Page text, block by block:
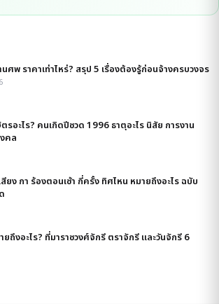
ศพ ราคาเท่าไหร่? สรุป 5 เรื่องต้องรู้ก่อนจ้างครบวงจร
อะไร? คนเกิดปีชวด 1996 ธาตุอะไร นิสัย การงาน
คล
สียง กา ร้องตอนเช้า กี่ครั้ง ทิศไหน หมายถึงอะไร ฉบับ
ยถึงอะไร? ที่มาราชวงศ์จักรี ตราจักรี และวันจักรี 6